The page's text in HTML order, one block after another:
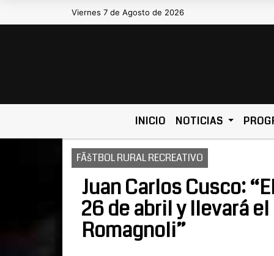
Viernes 7 de Agosto de 2026Hoy es Viernes 7 de Agosto de
INICIO NOTICIAS
FÃšTBOL RURAL RECREATIVO
Juan Carlos Cusco:
26 de abril y llevará
Romagnoli”